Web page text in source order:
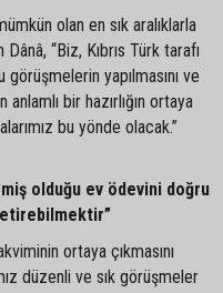
olan en sık aralıklarla
“Biz, Kıbrıs Türk tarafı
yapılmasını ve
bir hazırlığın ortaya
bu yönde olacak.”
olduğu ev ödevini doğru
ortaya çıkmasını
düzenli ve sık görüşmeler